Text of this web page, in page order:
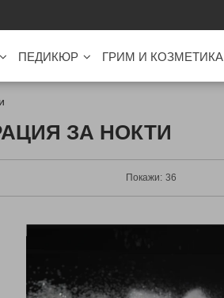
ПЕДИКЮР ГРИМ И КОЗМЕТИКА
ЗА НОКТИ
Покажи: